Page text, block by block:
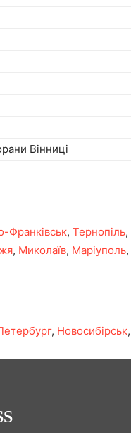
Вінниці
Франківськ, Тернопіль,
, Миколаїв, Маріуполь,
, Новосибірськ,